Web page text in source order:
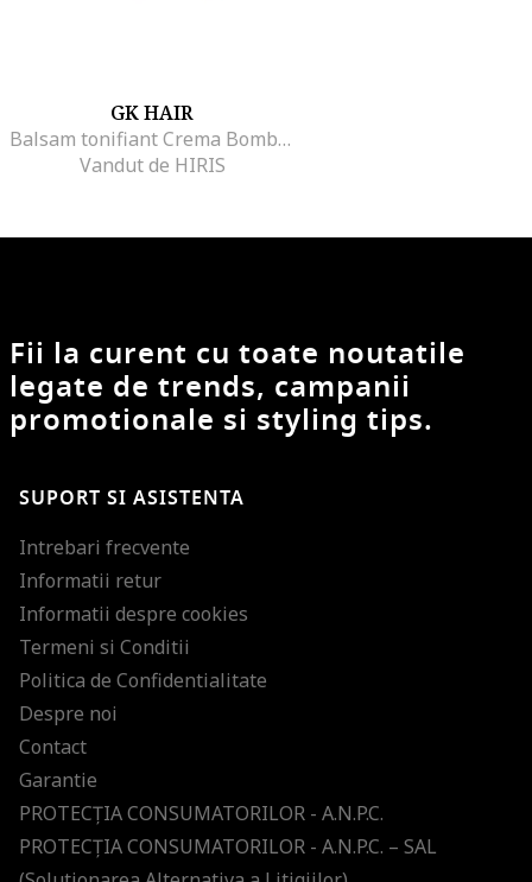
GK HAIR
Balsam tonifiant Crema Bombshell Leave-In Global Keratin Gkhair pentru par galben
Vandut de HIRIS
Fii la curent cu toate noutatile
legate de trends, campanii
promotionale si styling tips.
SUPORT SI ASISTENTA
Intrebari frecvente
Informatii retur
Informatii despre cookies
Termeni si Conditii
Politica de Confidentialitate
Despre noi
Contact
Garantie
PROTECŢIA CONSUMATORILOR - A.N.P.C.
PROTECŢIA CONSUMATORILOR - A.N.P.C. – SAL